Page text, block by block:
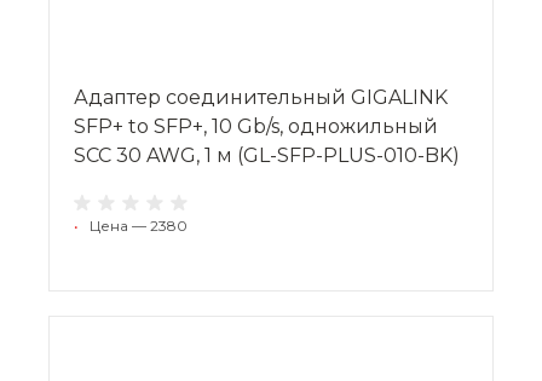
Адаптер соединительный GIGALINK
SFP+ to SFP+, 10 Gb/s, одножильный
SCC 30 AWG, 1 м (GL-SFP-PLUS-010-BK)
• Цена — 2380